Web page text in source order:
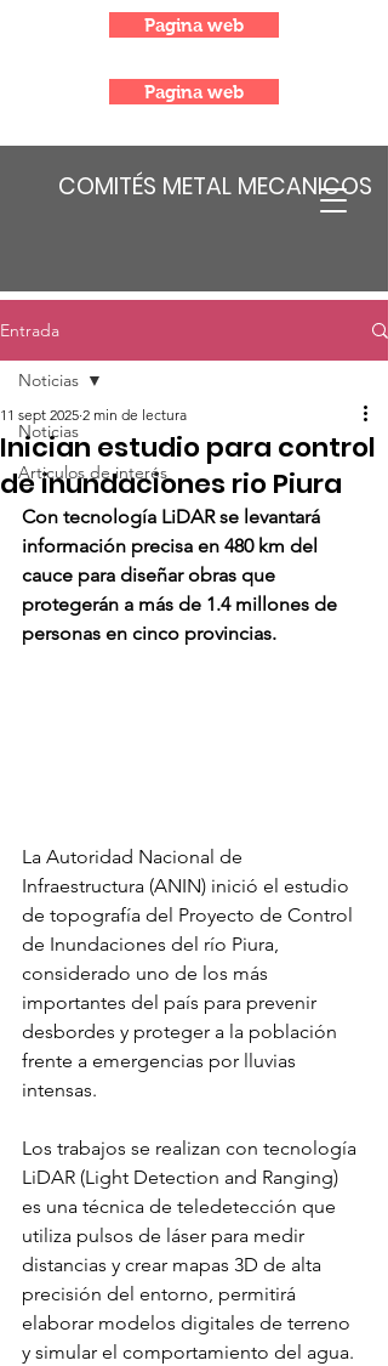
COMITÉS METAL MECANICOS
Pagina web
Pagina web
Entrada
Noticias
Articulos de interés
Noticias
Inician estudio para control
de inundaciones rio Piura
11 sept 2025 2 min de lectura
Con tecnología LiDAR se levantará
información precisa en 480 km del
cauce para diseñar obras que
protegerán a más de 1.4 millones de
personas en cinco provincias.
La Autoridad Nacional de
Infraestructura (ANIN) inició el estudio
de topografía del Proyecto de Control
de Inundaciones del río Piura,
considerado uno de los más
importantes del país para prevenir
desbordes y proteger a la población
frente a emergencias por lluvias
intensas.
Los trabajos se realizan con tecnología
LiDAR (Light Detection and Ranging)
es una técnica de teledetección que
utiliza pulsos de láser para medir
distancias y crear mapas 3D de alta
precisión del entorno, permitirá
elaborar modelos digitales de terreno
y simular el comportamiento del agua.